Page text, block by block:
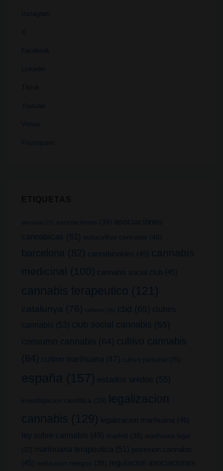
Instagram
X
Facebook
Linkedin
Tiktok
Youtube
Vimeo
Foursquare
alemania (27) asociaciones (39)
asociaciones
cannabicas (61) autocultivo cannabis (40)
barcelona (82) cannabinoides (45) cannabis
medicinal (100) cannabis social club (45)
cannabis terapeutico (121)
catalunya (76) cañamo (26) cbd (65) clubes
cannabis (53) club social cannabis (65)
consumo cannabis (64) cultivo cannabis
(84) cultivo marihuana (47) cultivo personal (35)
españa (157) estados unidos (55)
investigacion cientifica (39)
legalizacion
cannabis (129) legalizacion marihuana (46)
ley sobre cannabis (49) madrid (38)
marihuana legal
(32)
marihuana terapeutica (51) posesion cannabis
(45) reduccion riesgos (38)
regulacion asociaciones